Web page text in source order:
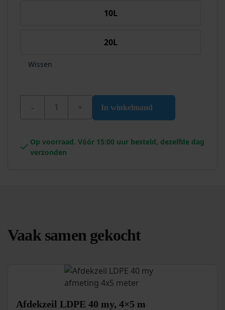
10L
20L
Wissen
Lege Gecoate verfblik met Deksel aantal
In winkelmand
Op voorraad. Vóór 15:00 uur besteld, dezelfde dag
verzonden
Vaak samen gekocht
Afdekzeil LDPE 40 my, 4×5 m